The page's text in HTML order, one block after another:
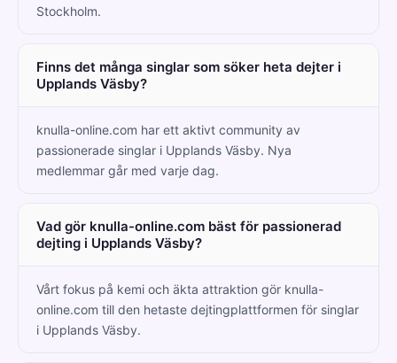
Stockholm.
Finns det många singlar som söker heta dejter i
Upplands Väsby?
knulla-online.com har ett aktivt community av
passionerade singlar i Upplands Väsby. Nya
medlemmar går med varje dag.
Vad gör knulla-online.com bäst för passionerad
dejting i Upplands Väsby?
Vårt fokus på kemi och äkta attraktion gör knulla-
online.com till den hetaste dejtingplattformen för singlar
i Upplands Väsby.